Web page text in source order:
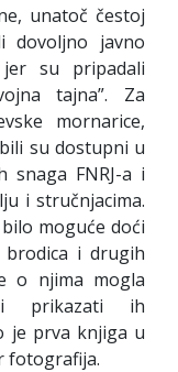
unatoč čestoj
dovoljno javno
su pripadali
tajna”. Za
mornarice,
su dostupni u
snaga FNRJ-a i
i stručnjacima.
moguće doći
i drugih
o njima mogla
i prikazati ih
je prva knjiga u
fotografija.